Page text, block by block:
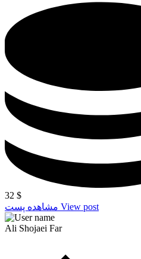
32 $
مشاهده پست View post
Ali Shojaei Far